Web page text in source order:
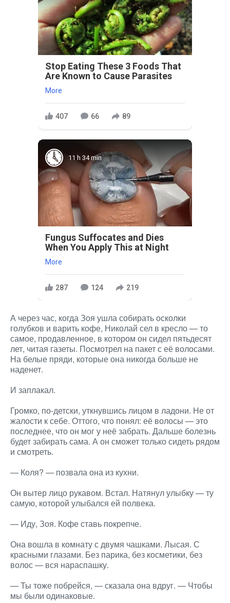
Stop Eating These 3 Foods That
Are Known to Cause Parasites
More
407 66 89
11 h 34 min
Fungus Suffocates and Dies
When You Apply This at Night
More
287 124 219
А через час, когда Зоя ушла собирать осколки
голубков и варить кофе, Николай сел в кресло — то
самое, продавленное, в котором он сидел пятьдесят
лет, читая газеты. Посмотрел на пакет с её волосами.
На белые пряди, которые она никогда больше не
наденет.
И заплакал.
Громко, по-детски, уткнувшись лицом в ладони. Не от
жалости к себе. Оттого, что понял: её волосы — это
последнее, что он мог у неё забрать. Дальше болезнь
будет забирать сама. А он сможет только сидеть рядом
и смотреть.
— Коля? — позвала она из кухни.
Он вытер лицо рукавом. Встал. Натянул улыбку — ту
самую, которой улыбался ей полвека.
— Иду, Зоя. Кофе ставь покрепче.
Она вошла в комнату с двумя чашками. Лысая. С
красными глазами. Без парика, без косметики, без
волос — вся нараспашку.
— Ты тоже побрейся, — сказала она вдруг. — Чтобы
мы были одинаковые.